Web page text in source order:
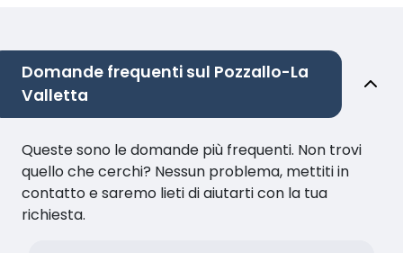
Domande frequenti sul Pozzallo-La
Valletta
Queste sono le domande più frequenti. Non trovi
quello che cerchi? Nessun problema, mettiti in
contatto e saremo lieti di aiutarti con la tua
richiesta.